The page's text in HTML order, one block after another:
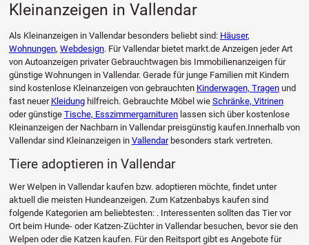
Kleinanzeigen in Vallendar
Als Kleinanzeigen in Vallendar besonders beliebt sind: Häuser,
Wohnungen, Webdesign. Für Vallendar bietet markt.de Anzeigen jeder Art
von Autoanzeigen privater Gebrauchtwagen bis Immobilienanzeigen für
günstige Wohnungen in Vallendar. Gerade für junge Familien mit Kindern
sind kostenlose Kleinanzeigen von gebrauchten Kinderwagen, Tragenund
fast neuer Kleidunghilfreich. Gebrauchte Möbel wie Schränke, Vitrinen
oder günstige Tische, Esszimmergarniturenlassen sich über kostenlose
Kleinanzeigen der Nachbarn in Vallendar preisgünstig kaufen.Innerhalb von
Vallendar sind Kleinanzeigen in Vallendarbesonders stark vertreten.
Tiere adoptieren in Vallendar
Wer Welpen in Vallendar kaufen bzw. adoptieren möchte, findet unter
aktuell die meisten Hundeanzeigen. Zum Katzenbabys kaufen sind
folgende Kategorien am beliebtesten: . Interessenten sollten das Tier vor
Ort beim Hunde- oder Katzen-Züchter in Vallendar besuchen, bevor sie den
Welpen oder die Katzen kaufen. Für den Reitsport gibt es Angebote für